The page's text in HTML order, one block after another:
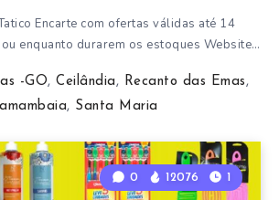
Encarte com ofertas válidas até 14
enquanto durarem os estoques Website…
-GO,Ceilândia , Recanto das Emas ,
, Santa Maria
0 12076 1